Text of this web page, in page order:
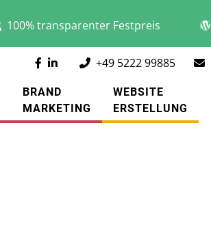
100% transparenter Festpreis
+49 5222 99885
BRAND
MARKETING
WEBSITE
ERSTELLUNG